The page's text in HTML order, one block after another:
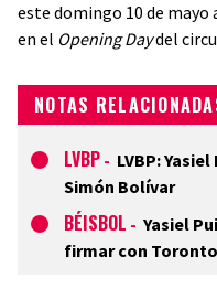
este domingo 10 de mayo
en el Opening Daydel
NOTAS
LVBP - LVBP:
Simón Bolívar
BÉISBOL - Yasiel
firmar con Toronto